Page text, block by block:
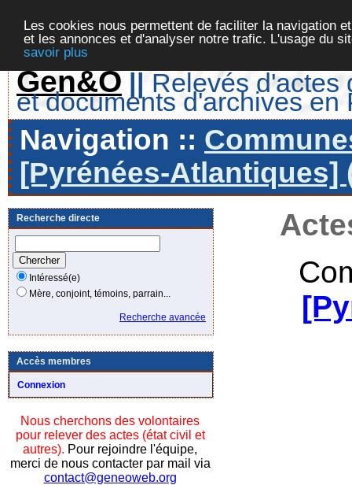
Les cookies nous permettent de faciliter la navigation
et les annonces et d'analyser notre trafic. L'usage du
savoir plus
Gen&O || Relevés d'actes
et documents d'archives en
Navigation ::
[Pyrénées-Atlantiques]
Recherche directe
Intéressé(e)
Mère, conjoint, témoins, parrain...
Recherche avancée
Accès membres
Connexion
Nous cherchons des volontaires
pour relever des actes (état civil et
autres). Pour rejoindre l'équipe,
merci de nous contacter par mail via
contact@geneoweb.org